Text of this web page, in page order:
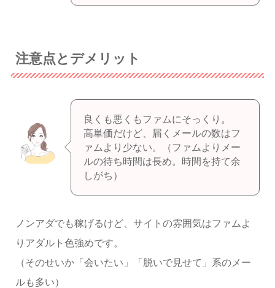
注意点とデメリット
良くも悪くもファムにそっくり。
高単価だけど、届くメールの数はフ
ァムより少ない。（ファムよりメー
ルの待ち時間は長め。時間を持て余
しがち）
ノンアダでも稼げるけど、サイトの雰囲気はファムよ
りアダルト色強めです。
（そのせいか「会いたい」「脱いで見せて」系のメー
ルも多い）